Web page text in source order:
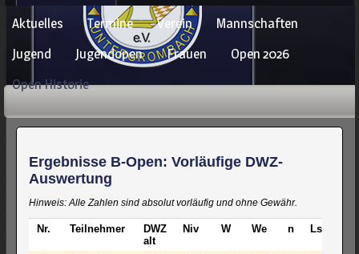
Navigation
überspringen
Aktuelles Termine Verein
Mannschaften
Jugend
Jugendopen Frauen
Open 2026
Open Historie
Ergebnisse B-Open: Vorläufige DWZ-
Auswertung
Hinweis: Alle Zahlen sind absolut vorläufig und ohne Gewähr.
Nr. Teilnehmer
DWZ
alt
Niv W We n Lstg